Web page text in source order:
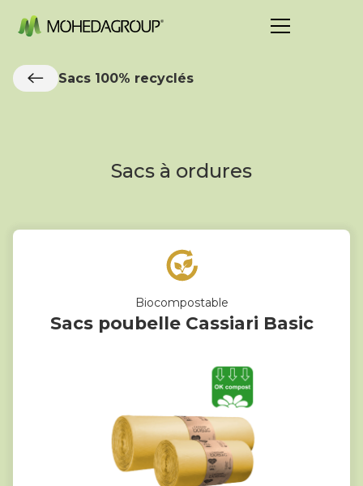
Sacs 100% recyclés
Sacs à ordures
Biocompostable
Sacs poubelle Cassiari Basic